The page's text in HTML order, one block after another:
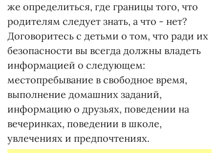
же определиться, где границы того, что
родителям следует знать, а что - нет?
Договоритесь с детьми о том, что ради их
безопасности вы всегда должны владеть
информацией о следующем:
местопребывание в свободное время,
выполнение домашних заданий,
информацию о друзьях, поведении на
вечеринках, поведении в школе,
увлечениях и предпочтениях.